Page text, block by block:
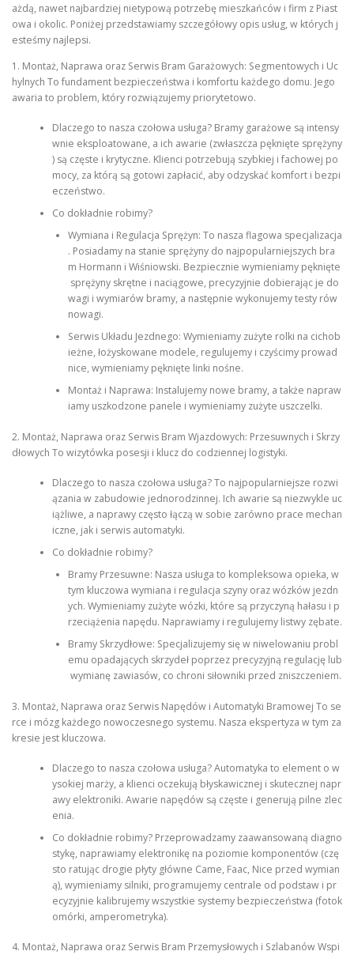
ażdą, nawet najbardziej nietypową potrzebę mieszkańców i firm z Piast
owa i okolic. Poniżej przedstawiamy szczegółowy opis usług, w których j
esteśmy najlepsi.
1. Montaż, Naprawa oraz Serwis Bram Garażowych: Segmentowych i Uc
hylnych To fundament bezpieczeństwa i komfortu każdego domu. Jego
awaria to problem, który rozwiązujemy priorytetowo.
Dlaczego to nasza czołowa usługa? Bramy garażowe są intensy
wnie eksploatowane, a ich awarie (zwłaszcza pęknięte sprężyny
) są częste i krytyczne. Klienci potrzebują szybkiej i fachowej po
mocy, za którą są gotowi zapłacić, aby odzyskać komfort i bezpi
eczeństwo.
Co dokładnie robimy?
Wymiana i Regulacja Sprężyn: To nasza flagowa specjalizacja
. Posiadamy na stanie sprężyny do najpopularniejszych bra
m Hormann i Wiśniowski. Bezpiecznie wymieniamy pęknięte
sprężyny skrętne i naciągowe, precyzyjnie dobierając je do
wagi i wymiarów bramy, a następnie wykonujemy testy rów
nowagi.
Serwis Układu Jezdnego: Wymieniamy zużyte rolki na cichob
ieżne, łożyskowane modele, regulujemy i czyścimy prowad
nice, wymieniamy pęknięte linki nośne.
Montaż i Naprawa: Instalujemy nowe bramy, a także napraw
iamy uszkodzone panele i wymieniamy zużyte uszczelki.
2. Montaż, Naprawa oraz Serwis Bram Wjazdowych: Przesuwnych i Skrzy
dłowych To wizytówka posesji i klucz do codziennej logistyki.
Dlaczego to nasza czołowa usługa? To najpopularniejsze rozwi
ązania w zabudowie jednorodzinnej. Ich awarie są niezwykle uc
iążliwe, a naprawy często łączą w sobie zarówno prace mechan
iczne, jak i serwis automatyki.
Co dokładnie robimy?
Bramy Przesuwne: Nasza usługa to kompleksowa opieka, w
tym kluczowa wymiana i regulacja szyny oraz wózków jezdn
ych. Wymieniamy zużyte wózki, które są przyczyną hałasu i p
rzeciążenia napędu. Naprawiamy i regulujemy listwy zębate.
Bramy Skrzydłowe: Specjalizujemy się w niwelowaniu probl
emu opadających skrzydeł poprzez precyzyjną regulację lub
wymianę zawiasów, co chroni siłowniki przed zniszczeniem.
3. Montaż, Naprawa oraz Serwis Napędów i Automatyki Bramowej To se
rce i mózg każdego nowoczesnego systemu. Nasza ekspertyza w tym za
kresie jest kluczowa.
Dlaczego to nasza czołowa usługa? Automatyka to element o w
ysokiej marży, a klienci oczekują błyskawicznej i skutecznej napr
awy elektroniki. Awarie napędów są częste i generują pilne zlec
enia.
Co dokładnie robimy? Przeprowadzamy zaawansowaną diagno
stykę, naprawiamy elektronikę na poziomie komponentów (czę
sto ratując drogie płyty główne Came, Faac, Nice przed wymian
ą), wymieniamy silniki, programujemy centrale od podstaw i pr
ecyzyjnie kalibrujemy wszystkie systemy bezpieczeństwa (fotok
omórki, amperometryka).
4. Montaż, Naprawa oraz Serwis Bram Przemysłowych i Szlabanów Wspi